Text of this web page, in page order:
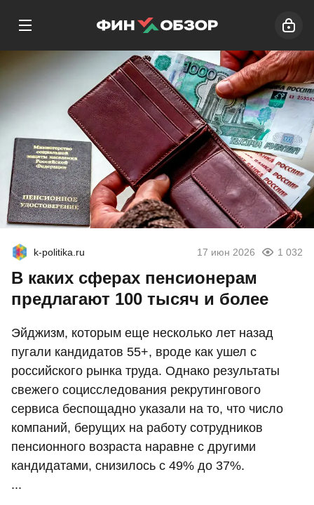
k-politika.ru 17 июн 2026 1 032
В каких сферах пенсионерам
предлагают 100 тысяч и более
Эйджизм, которым еще несколько лет назад
пугали кандидатов 55+, вроде как ушел с
российского рынка труда. Однако результаты
свежего социсследования рекрутингового
сервиса беспощадно указали на то, что число
компаний, берущих на работу сотрудников
пенсионного возраста наравне с другими
кандидатами, снизилось с 49% до 37%.
...